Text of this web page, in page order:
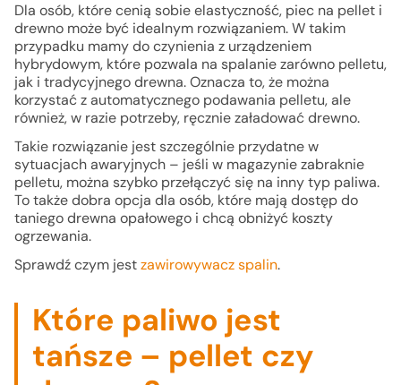
Dla osób, które cenią sobie elastyczność, piec na pellet i
drewno może być idealnym rozwiązaniem. W takim
przypadku mamy do czynienia z urządzeniem
hybrydowym, które pozwala na spalanie zarówno pelletu,
jak i tradycyjnego drewna. Oznacza to, że można
korzystać z automatycznego podawania pelletu, ale
również, w razie potrzeby, ręcznie załadować drewno.
Takie rozwiązanie jest szczególnie przydatne w
sytuacjach awaryjnych – jeśli w magazynie zabraknie
pelletu, można szybko przełączyć się na inny typ paliwa.
To także dobra opcja dla osób, które mają dostęp do
taniego drewna opałowego i chcą obniżyć koszty
ogrzewania.
Sprawdź czym jestzawirowywacz spalin.
Które paliwo jest
tańsze – pellet czy